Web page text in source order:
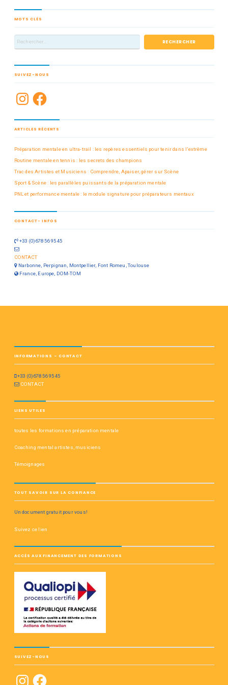
MOTS CLÉS
SUIVEZ-NOUS
ARTICLES RÉCENTS
Préparation mentale en ultra-trail : les repères essentiels pour tenir dans l’extrême
Routine mentale en tennis : les secrets des champions
Trac des Artistes et Musiciens : Comprendre, Apaiser, gérer sur Scène
Sport & Scène : les parallèles puissants de la préparation mentale
PNL et performance mentale : le module signature pour préparateurs mentaux
CONTACT- INFOS
+33 (0)678 56 95 45
CONTACT
Narbonne, Perpignan, Montpellier, Font Romeu, Toulouse
France, Europe, DOM-TOM
INFORMATIONS – CONTACT
+33 (0)678 56 95 45
CONTACT
LIENS UTILES
toutes les formations en préparation mentale
Coaching mental artistes, musiciens
Témoignages
TOUT SAVOIR SUR LA CONFIANCE
Un document gratuit pour vous!
Suivez ce lien
ACCÈS AUX FINANCEMENT DES FORMATIONS
SUIVEZ-NOUS